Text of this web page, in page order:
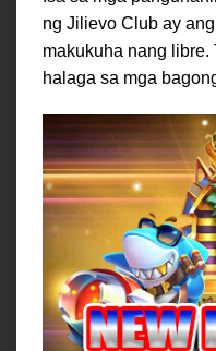
ng Jilievo Club ay
makukuha nang
halaga sa mga